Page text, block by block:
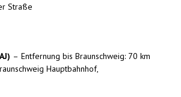
Straße
– Entfernung bis Braunschweig: 70 km
Hauptbahnhof,